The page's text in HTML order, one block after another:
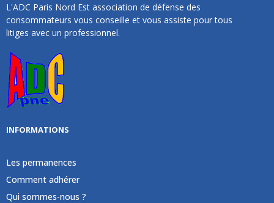
L'ADC Paris Nord Est association de défense des
consommateurs vous conseille et vous assiste pour tous
litiges avec un professionnel.
INFORMATIONS
Les permanences
Comment adhérer
Qui sommes-nous ?